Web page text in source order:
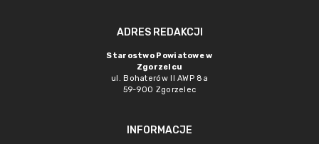
ADRES REDAKCJI
Starostwo Powiatowe w
Zgorzelcu
ul. Bohaterów II AWP 8a
59-900 Zgorzelec
INFORMACJE